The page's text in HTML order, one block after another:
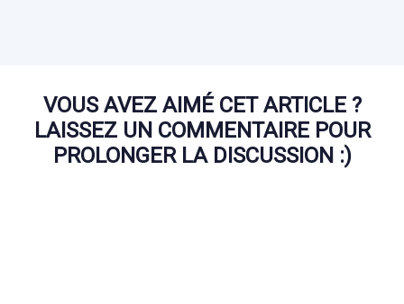
VOUS AVEZ AIMÉ CET ARTICLE ?
LAISSEZ UN COMMENTAIRE POUR
PROLONGER LA DISCUSSION :)